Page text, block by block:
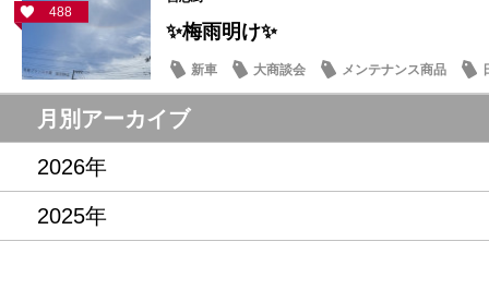
488
✨梅雨明け✨
新車 大商談会 メンテナンス商品
月別アーカイブ
2026年
2025年